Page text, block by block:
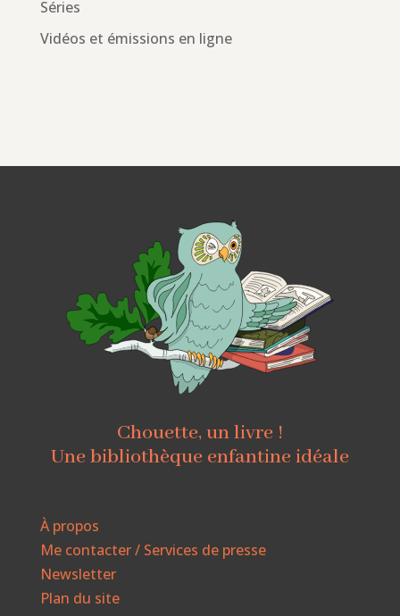
Séries
Vidéos et émissions en ligne
Chouette, un livre !
Une bibliothèque enfantine idéale
À propos
Me contacter / Services de presse
Newsletter
Plan du site